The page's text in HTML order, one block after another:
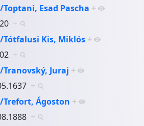
Esad Pascha +
+
Tótfalusi Kis, Miklós +
+
Tranovský, Juraj +
+
Trefort, Ágoston +
+